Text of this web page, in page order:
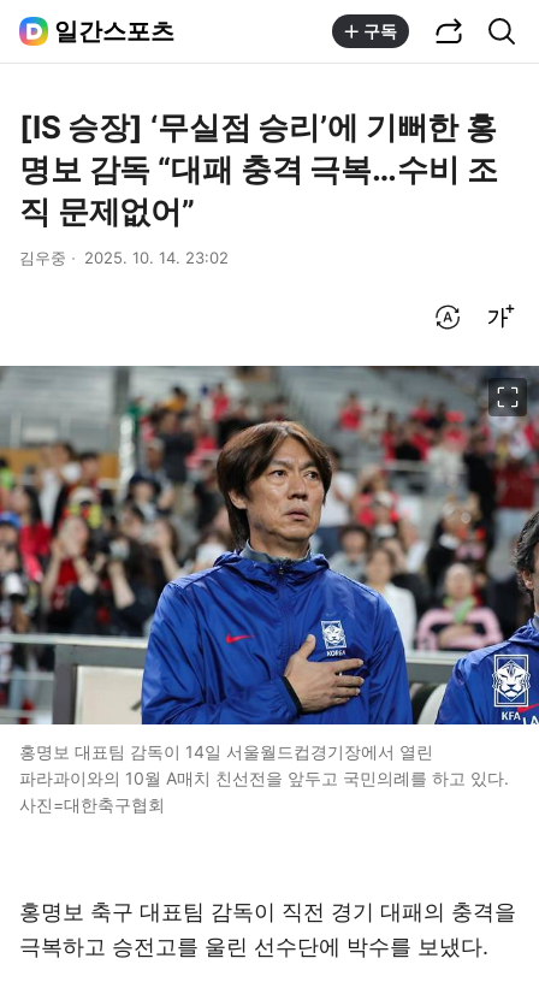
일간스포츠 구독
[IS 승장] ‘무실점 승리’에 기뻐한 홍
명보 감독 “대패 충격 극복…수비 조
직 문제없어”
김우중 2025. 10. 14. 23:02
홍명보 대표팀 감독이 14일 서울월드컵경기장에서 열린
파라과이와의 10월 A매치 친선전을 앞두고 국민의례를 하고 있다.
사진=대한축구협회
홍명보 축구 대표팀 감독이 직전 경기 대패의 충격을
극복하고 승전고를 울린 선수단에 박수를 보냈다.